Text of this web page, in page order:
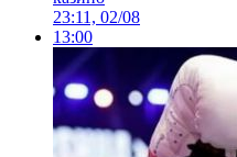
23:11, 02/08
13:00